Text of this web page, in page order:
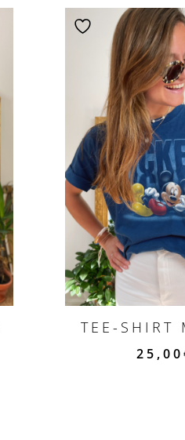
TEE-SHIRT
25,00